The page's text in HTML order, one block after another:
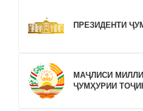
ПРЕЗИДЕНТИ
МАҶЛИСИ
ҶУМҲУРИИ